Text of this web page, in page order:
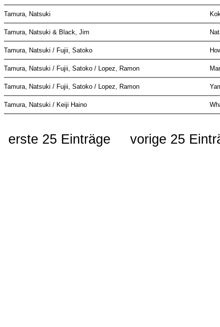
Tamura, Natsuki
Tamura, Natsuki & Black, Jim
Tamura, Natsuki / Fujii, Satoko
Tamura, Natsuki / Fujii, Satoko / Lopez, Ramon
Tamura, Natsuki / Fujii, Satoko / Lopez, Ramon
Tamura, Natsuki / Keiji Haino
erste 25 Einträge vorige 25